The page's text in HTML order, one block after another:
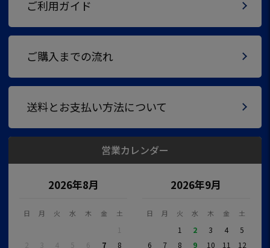
ご利用ガイド
ご購入までの流れ
送料とお支払い方法について
営業カレンダー
2026年8月
日 月 火 水 木 金 土
1
2
3 4 5 6 7
8
2026年9月
日 月 火 水 木 金 土
1 2 3 4
5
6
7 8 9 10 11
12